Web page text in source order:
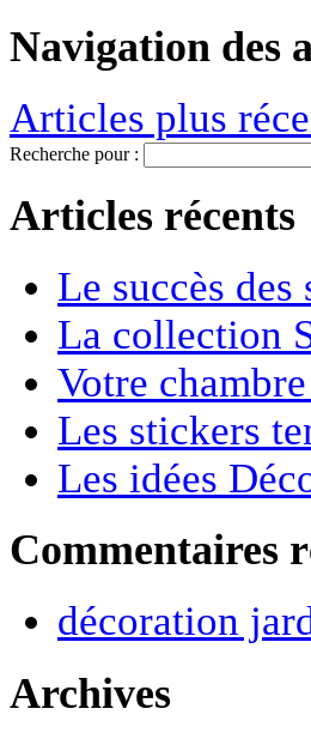
Navigation des
Articles plus
Recherche pour :
Articles récents
Le succès
La collection
Votre
Les stickers
Les idées
Commentaires
décoration
Archives